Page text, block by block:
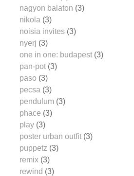
nagyon balaton (3)
nikola (3)
noisia invites (3)
nyerj (3)
one in one: budapest (3)
pan-pot (3)
paso (3)
pecsa (3)
pendulum (3)
phace (3)
play (3)
poster urban outfit (3)
puppetz (3)
remix (3)
rewind (3)